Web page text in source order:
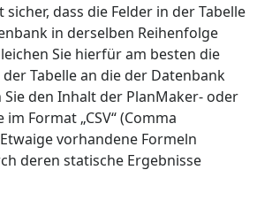
sicher, dass die Felder in der Tabelle
in derselben Reihenfolge
Sie hierfür am besten die
Tabelle an die der Datenbank
den Inhalt der PlanMaker- oder
Format „CSV“ (Comma
vorhandene Formeln
deren statische Ergebnisse